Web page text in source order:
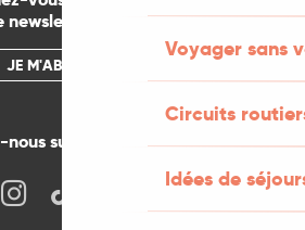
Voyager sans
Circuits
Idées de
newsletter mensuelle
JE M'ABONNE
nous sur les réseaux !